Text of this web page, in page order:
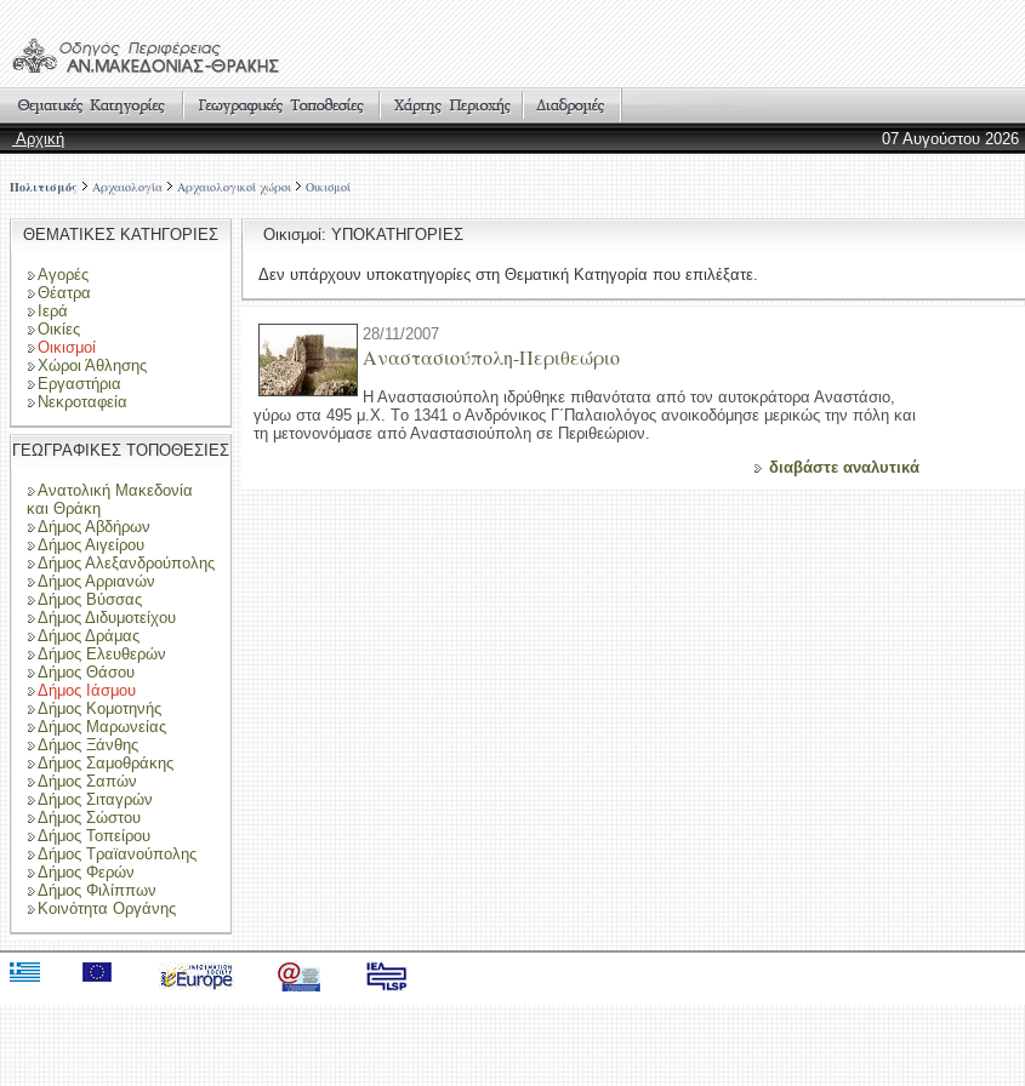
Αρχική
07 Αυγούστου 2026
Πολιτισμός Αρχαιολογία Αρχαιολογικοί χώροι Οικισμοί
ΘΕΜΑΤΙΚΕΣ ΚΑΤΗΓΟΡΙΕΣ
Αγορές
Θέατρα
Ιερά
Οικίες
Οικισμοί
Χώροι Άθλησης
Εργαστήρια
Νεκροταφεία
ΓΕΩΓΡΑΦΙΚΕΣ ΤΟΠΟΘΕΣΙΕΣ
Ανατολική Μακεδονία
και Θράκη
Δήμος Αβδήρων
Δήμος Αιγείρου
Δήμος Αλεξανδρούπολης
Δήμος Αρριανών
Δήμος Βύσσας
Δήμος Διδυμοτείχου
Δήμος Δράμας
Δήμος Ελευθερών
Δήμος Θάσου
Δήμος Ιάσμου
Δήμος Κομοτηνής
Δήμος Μαρωνείας
Δήμος Ξάνθης
Δήμος Σαμοθράκης
Δήμος Σαπών
Δήμος Σιταγρών
Δήμος Σώστου
Δήμος Τοπείρου
Δήμος Τραϊανούπολης
Δήμος Φερών
Δήμος Φιλίππων
Κοινότητα Οργάνης
Οικισμοί: ΥΠΟΚΑΤΗΓΟΡΙΕΣ
Δεν υπάρχουν υποκατηγορίες στη Θεματική Κατηγορία που επιλέξατε.
28/11/2007
Αναστασιούπολη-Περιθεώριο
H Aναστασιούπολη ιδρύθηκε πιθανότατα από τον αυτοκράτορα Αναστάσιο,
γύρω στα 495 μ.Χ. Tο 1341 ο Ανδρόνικος Γ΄Παλαιολόγος ανοικοδόμησε μερικώς την πόλη και
τη μετονονόμασε από Αναστασιούπολη σε Περιθεώριον.
διαβάστε αναλυτικά